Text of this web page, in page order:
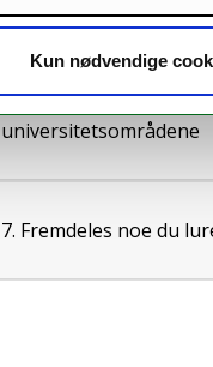
Kun nødvendige
6. Parkering på
universitetsområdene
7. Fremdeles noe du